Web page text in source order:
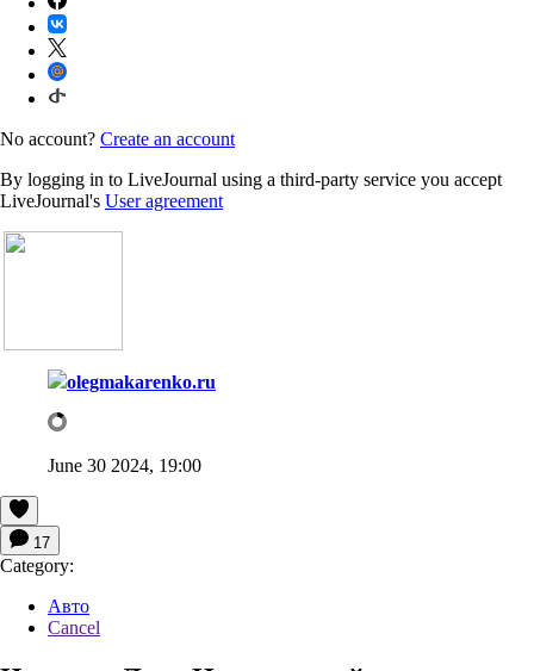
No account? Create an account
By logging in to LiveJournal using a third-party service you accept
LiveJournal's User agreement
olegmakarenko.ru
June 30 2024, 19:00
17
Category:
Авто
Cancel